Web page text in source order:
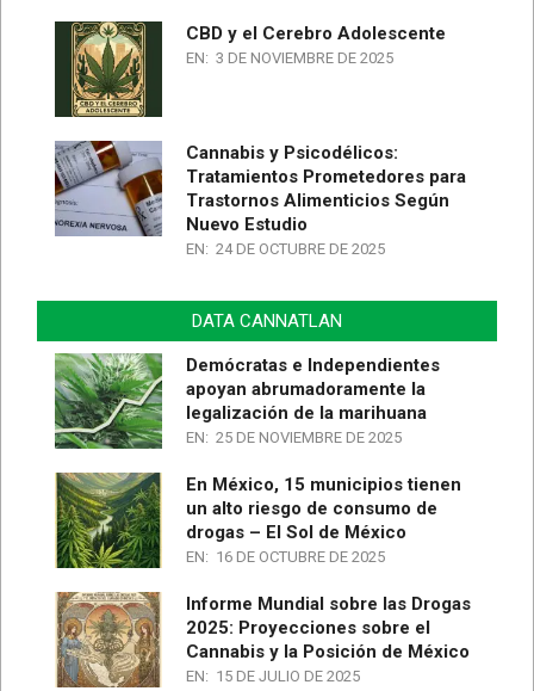
CBD y el Cerebro Adolescente
EN: 3 DE NOVIEMBRE DE 2025
Cannabis y Psicodélicos:
Tratamientos Prometedores para
Trastornos Alimenticios Según
Nuevo Estudio
EN: 24 DE OCTUBRE DE 2025
DATA CANNATLAN
Demócratas e Independientes
apoyan abrumadoramente la
legalización de la marihuana
EN: 25 DE NOVIEMBRE DE 2025
En México, 15 municipios tienen
un alto riesgo de consumo de
drogas – El Sol de México
EN: 16 DE OCTUBRE DE 2025
Informe Mundial sobre las Drogas
2025: Proyecciones sobre el
Cannabis y la Posición de México
EN: 15 DE JULIO DE 2025